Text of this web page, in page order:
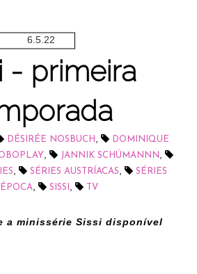
6.5.22
- primeira
DÉSIRÉE NOSBUCH ,
DOMINIQUE
, JANNIK SCHÜMANNN,
, SÉRIES AUSTRÍACAS,
SÉRIES
, SISSI , TV
a minissérie Sissi disponível